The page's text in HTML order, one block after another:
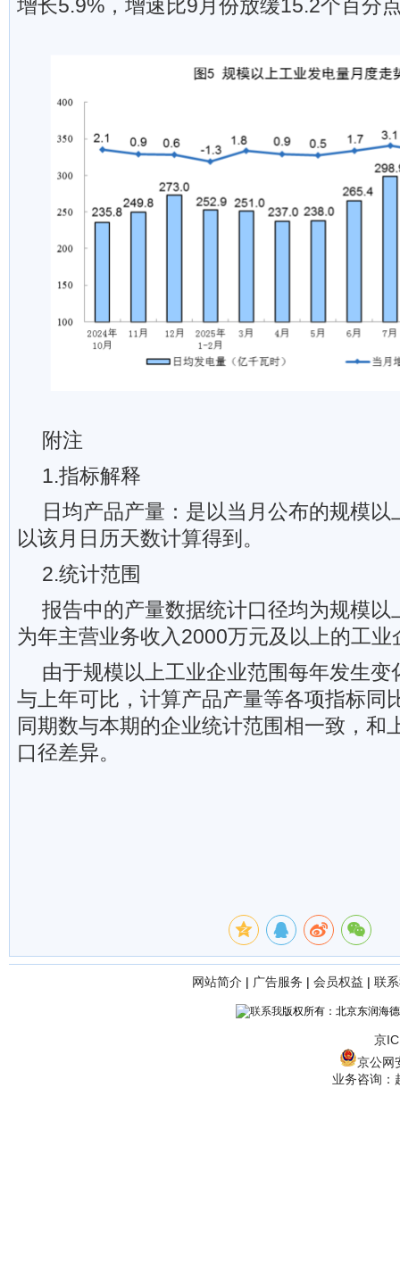
增长5.9%，增速比9月份放缓15.2个百分
附注
1.指标解释
日均产品产量：是以当月公布的规模
以该月日历天数计算得到。
2.统计范围
报告中的产量数据统计口径均为规模以
为年主营业务收入2000万元及以上的工业
由于规模以上工业企业范围每年发生变
与上年可比，计算产品产量等各项指标同
同期数与本期的企业统计范围相一致，和
口径差异。
网站简介 | 广告服务 | 会员权益 | 联
版权所有：北京东润海
京
京公网
业务咨询：